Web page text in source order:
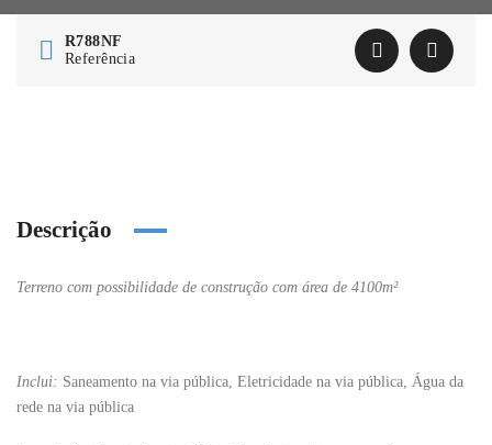
R788NF
Referência
Descrição
Terreno com possibilidade de construção com área de 4100m²
Inclui: Saneamento na via pública, Eletricidade na via pública, Água da
rede na via pública